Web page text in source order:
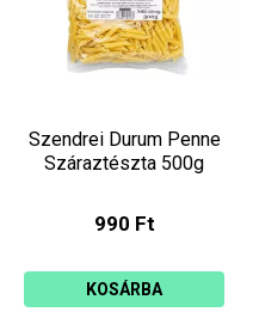
Szendrei Durum Penne
Száraztészta 500g
990 Ft
KOSÁRBA